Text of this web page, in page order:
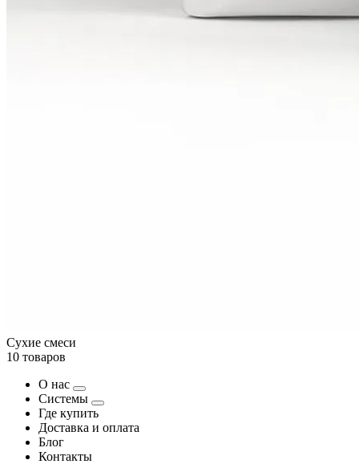
Сухие смеси
10 товаров
О нас
Системы
Где купить
Доставка и оплата
Блог
Контакты